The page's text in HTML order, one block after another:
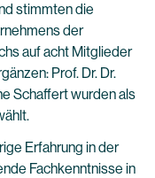
stimmten die
der
auf acht Mitglieder
Prof. Dr. Dr.
Schaffert wurden als
Erfahrung in der
Fachkenntnisse in